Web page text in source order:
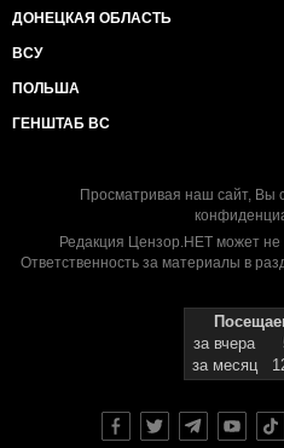
ДОНЕЦКАЯ ОБЛАСТЬ
ВСУ
ПОЛЬША
ГЕНШТАБ ВС
Просматривая наш сайт, Вы
Редакция Цензор.НЕТ может не
Ответственность за материалы в
за вчера
за месяц